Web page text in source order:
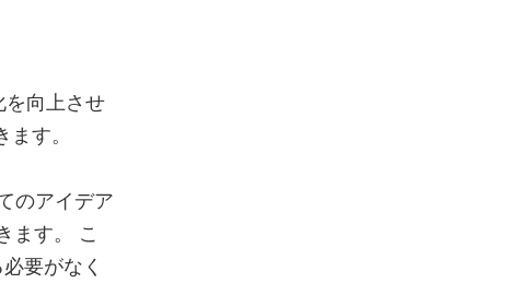
を向上させ
す。
のアイデア
ます。 こ
要がなく